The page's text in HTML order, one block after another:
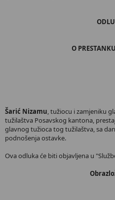
O
Šarić Nizamu, tužiocu i zamjeniku
tužilaštva Posavskog kantona,
glavnog tužioca tog tužilaštva, sa
podnošenja ostavke.
Ova odluka će biti objavljena u